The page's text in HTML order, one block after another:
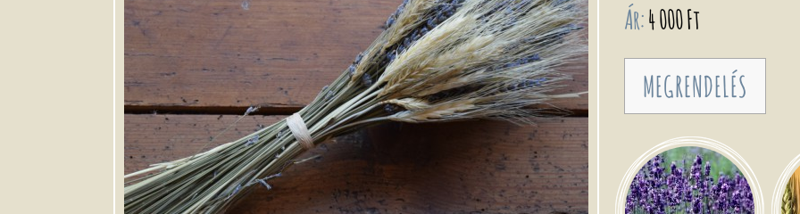
Ár:4 000 Ft
MEGRENDELÉS